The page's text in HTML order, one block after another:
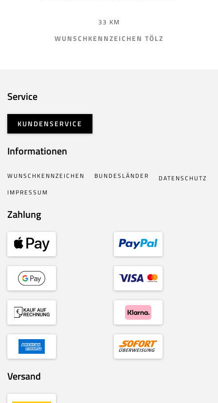
33 KM
WUNSCHKENNZEICHEN TÖLZ
Service
KUNDENSERVICE
Informationen
WUNSCHKENNZEICHEN BUNDESLÄNDER
DATENSCHUTZ
IMPRESSUM
Zahlung
Versand